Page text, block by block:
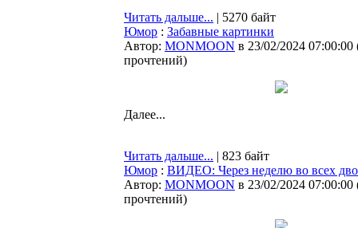
Читать дальше... | 5270 байт
Юмор : Забавные картинки
Автор: MONMOON в 23/02/2024 07:00:00
прочтений)
Далее...
Читать дальше... | 823 байт
Юмор : ВИДЕО: Через неделю во всех
Автор: MONMOON в 23/02/2024 07:00:00
прочтений)